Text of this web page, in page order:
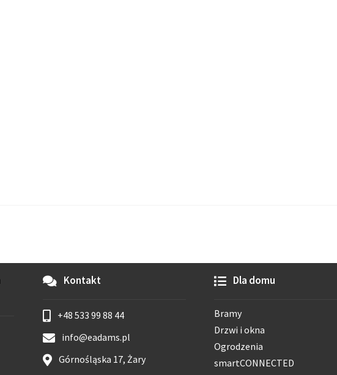
Kontakt
+48 533 99 88 44
info@eadams.pl
Górnośląska 17, Żary
Dla domu
Bramy
Drzwi i okna
Ogrodzenia
smartCONNECTED